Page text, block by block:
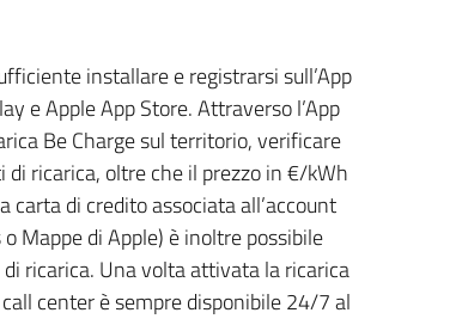
installare e registrarsi sull’App
e Apple App Store. Attraverso l’App
Be Charge sul territorio, verificare
ricarica, oltre che il prezzo in €/kWh
di credito associata all’account
Mappe di Apple) è inoltre possibile
ricarica. Una volta attivata la ricarica
center è sempre disponibile 24/7 al